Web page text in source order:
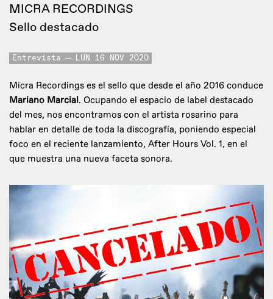
MICRA RECORDINGS
Sello destacado
Entrevista LUN 16 NOV 2020
Micra Recordings es el sello que desde el año 2016 conduce
Mariano Marcial. Ocupando el espacio de label destacado
del mes, nos encontramos con el artista rosarino para
hablar en detalle de toda la discografía, poniendo especial
foco en el reciente lanzamiento, After Hours Vol. 1, en el
que muestra una nueva faceta sonora.